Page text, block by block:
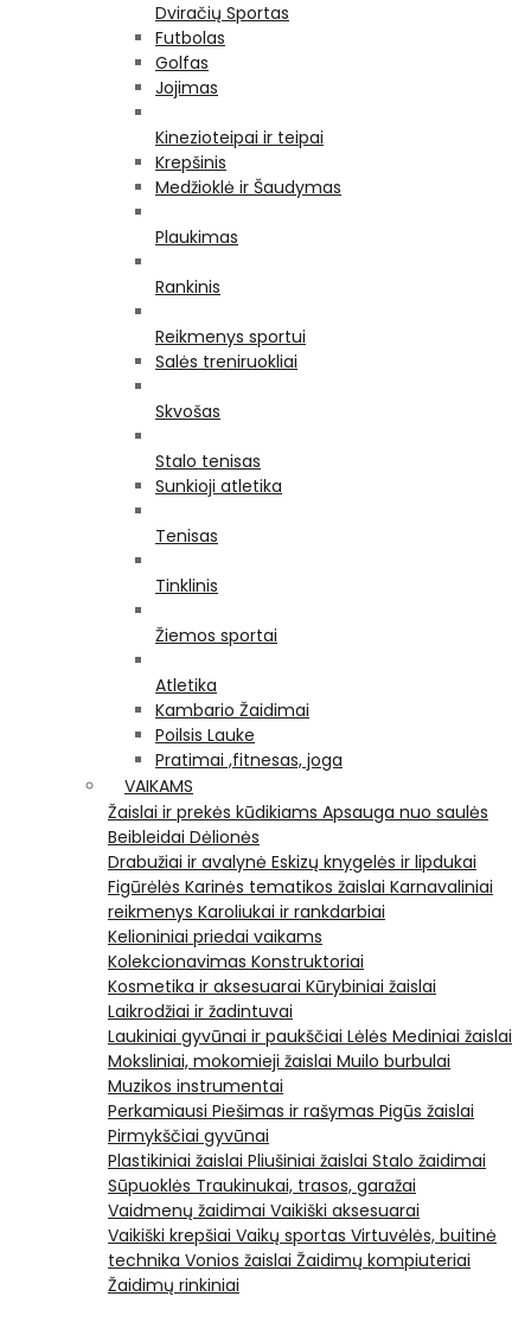
Dviračių Sportas
Futbolas
Golfas
Jojimas
Kinezioteipai ir teipai
Krepšinis
Medžioklė ir Šaudymas
Plaukimas
Rankinis
Reikmenys sportui
Salės treniruokliai
Skvošas
Stalo tenisas
Sunkioji atletika
Tenisas
Tinklinis
Žiemos sportai
Atletika
Kambario Žaidimai
Poilsis Lauke
Pratimai ,fitnesas, joga
VAIKAMS
Žaislai ir prekės kūdikiams Apsauga nuo saulės
Beibleidai Dėlionės
Drabužiai ir avalynė Eskizų knygelės ir lipdukai
Figūrėlės Karinės tematikos žaislai Karnavaliniai
reikmenys Karoliukai ir rankdarbiai
Kelioniniai priedai vaikams
Kolekcionavimas Konstruktoriai
Kosmetika ir aksesuarai Kūrybiniai žaislai
Laikrodžiai ir žadintuvai
Laukiniai gyvūnai ir paukščiai Lėlės Mediniai žaislai
Moksliniai, mokomieji žaislai Muilo burbulai
Muzikos instrumentai
Perkamiausi Piešimas ir rašymas Pigūs žaislai
Pirmykščiai gyvūnai
Plastikiniai žaislai Pliušiniai žaislai Stalo žaidimai
Sūpuoklės Traukinukai, trasos, garažai
Vaidmenų žaidimai Vaikiški aksesuarai
Vaikiški krepšiai Vaikų sportas Virtuvėlės, buitinė
technika Vonios žaislai Žaidimų kompiuteriai
Žaidimų rinkiniai